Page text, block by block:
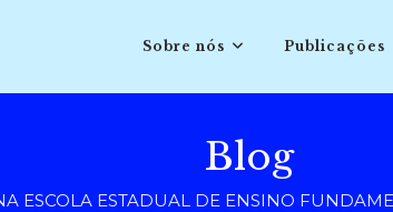
Sobre nós Publicações
Blog
ESCOLA ESTADUAL DE ENSINO